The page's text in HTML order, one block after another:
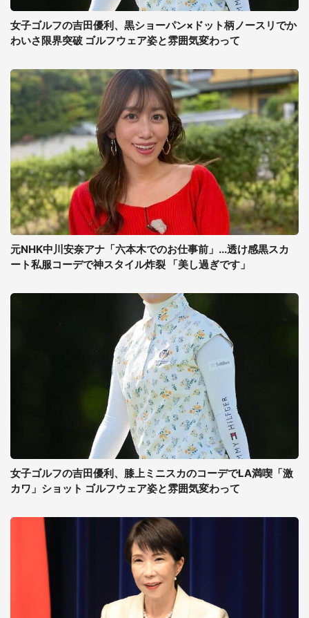
女子ゴルフの吉田優利、黒ショーパン×ドット柄ノースリでか
わいさ限界突破 ゴルフウェア姿と雰囲気変わって
元NHK中川安奈アナ「六本木でのお仕事前」...透け感黒スカ
ート私服コーデで神スタイル炸裂 「美し過ぎです」
女子ゴルフの吉田優利、膝上ミニスカのコーデでLA満喫「激
カワ」ショット ゴルフウェア姿と雰囲気変わって